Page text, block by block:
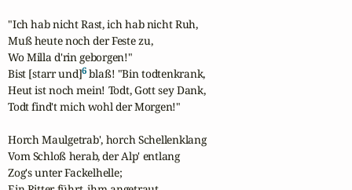
"Ich hab nicht Rast, ich hab nicht Ruh,
Muß heute noch der Feste zu,
Wo Milla d'rin geborgen!"
Bist [starr und]6 blaß! "Bin todtenkrank,
Heut ist noch mein! Todt, Gott sey Dank,
Todt find't mich wohl der Morgen!"
Horch Maulgetrab', horch Schellenklang
Vom Schloß herab, der Alp' entlang
Zog's unter Fackelhelle;